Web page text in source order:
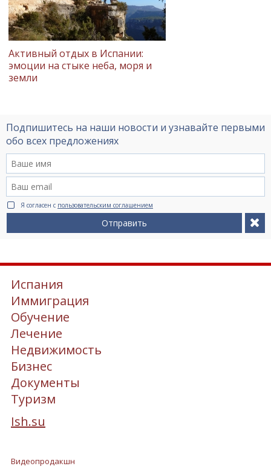
Активный отдых в Испании:
эмоции на стыке неба, моря и
земли
Подпишитесь на наши новости и узнавайте первыми
обо всех предложениях
Я согласен с пользовательским соглашением
Отправить
Испания
Иммиграция
Обучение
Лечение
Недвижимость
Бизнес
Документы
Туризм
Ish.su
Видеопродакшн